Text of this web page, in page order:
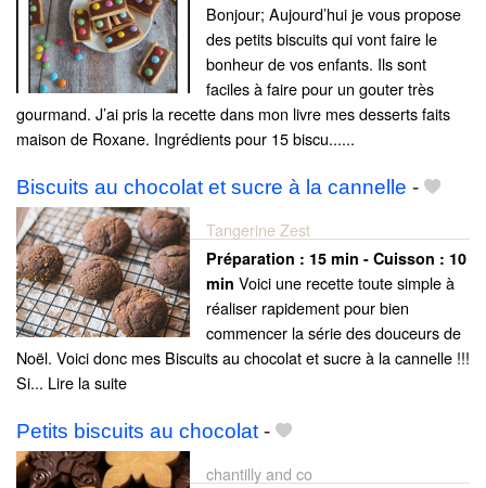
Bonjour; Aujourd’hui je vous propose
des petits biscuits qui vont faire le
bonheur de vos enfants. Ils sont
faciles à faire pour un gouter très
gourmand. J’ai pris la recette dans mon livre mes desserts faits
maison de Roxane. Ingrédients pour 15 biscu......
Biscuits au chocolat et sucre à la cannelle -
Tangerine Zest
Préparation : 15 min - Cuisson : 10
min Voici une recette toute simple à
réaliser rapidement pour bien
commencer la série des douceurs de
Noël. Voici donc mes Biscuits au chocolat et sucre à la cannelle !!!
Si... Lire la suite
Petits biscuits au chocolat -
chantilly and co